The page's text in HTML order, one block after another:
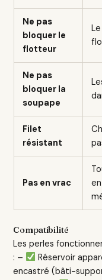
Ne pas
bloquer le
flotteur
Ne pas
bloquer la
soupape
Filet
résistant
Pas en vrac
Compatibilité
Les perles
: –
Réservoir
encastré (bâti-